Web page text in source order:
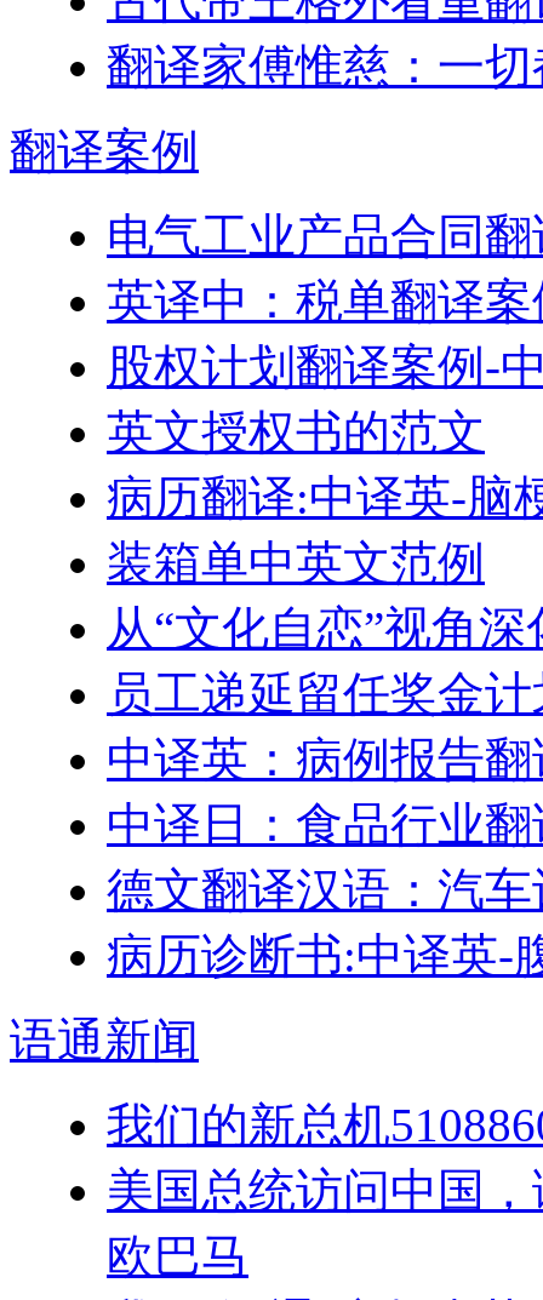
翻译家傅惟慈：一
翻译案例
电气工业产品合同
英译中：税单翻译案
股权计划翻译案例-
英文授权书的范文
病历翻译:中译英-脑
装箱单中英文范例
从“文化自恋”视角
员工递延留任奖金计
中译英：病例报告
中译日：食品行业翻
德文翻译汉语：汽
病历诊断书:中译英-
语通新闻
我们的新总机
美国总统访问中国
欧巴马